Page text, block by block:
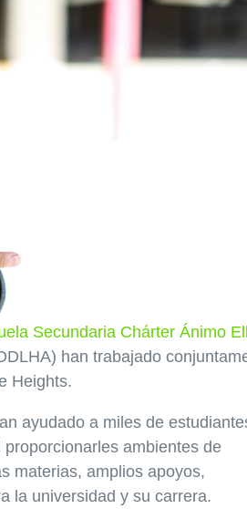
Secundaria Chárter Ánimo
han trabajado
Heights.
ayudado a miles de
ambientes de
materias, amplios apoyos,
la universidad y su carrera.